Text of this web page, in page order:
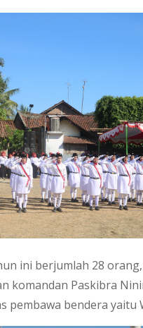
ini berjumlah 28
komandan Paskibra
pembawa bendera yaitu